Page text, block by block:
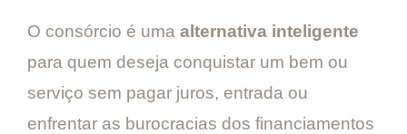
O consórcio é uma alternativa inteligente
para quem deseja conquistar um bem ou
serviço sem pagar juros, entrada ou
enfrentar as burocracias dos financiamentos